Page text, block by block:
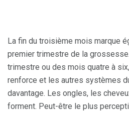
La fin du troisième mois marque
premier trimestre de la
trimestre ou des mois quatre à
renforce et les autres systèmes
davantage. Les ongles, les
forment. Peut-être le plus